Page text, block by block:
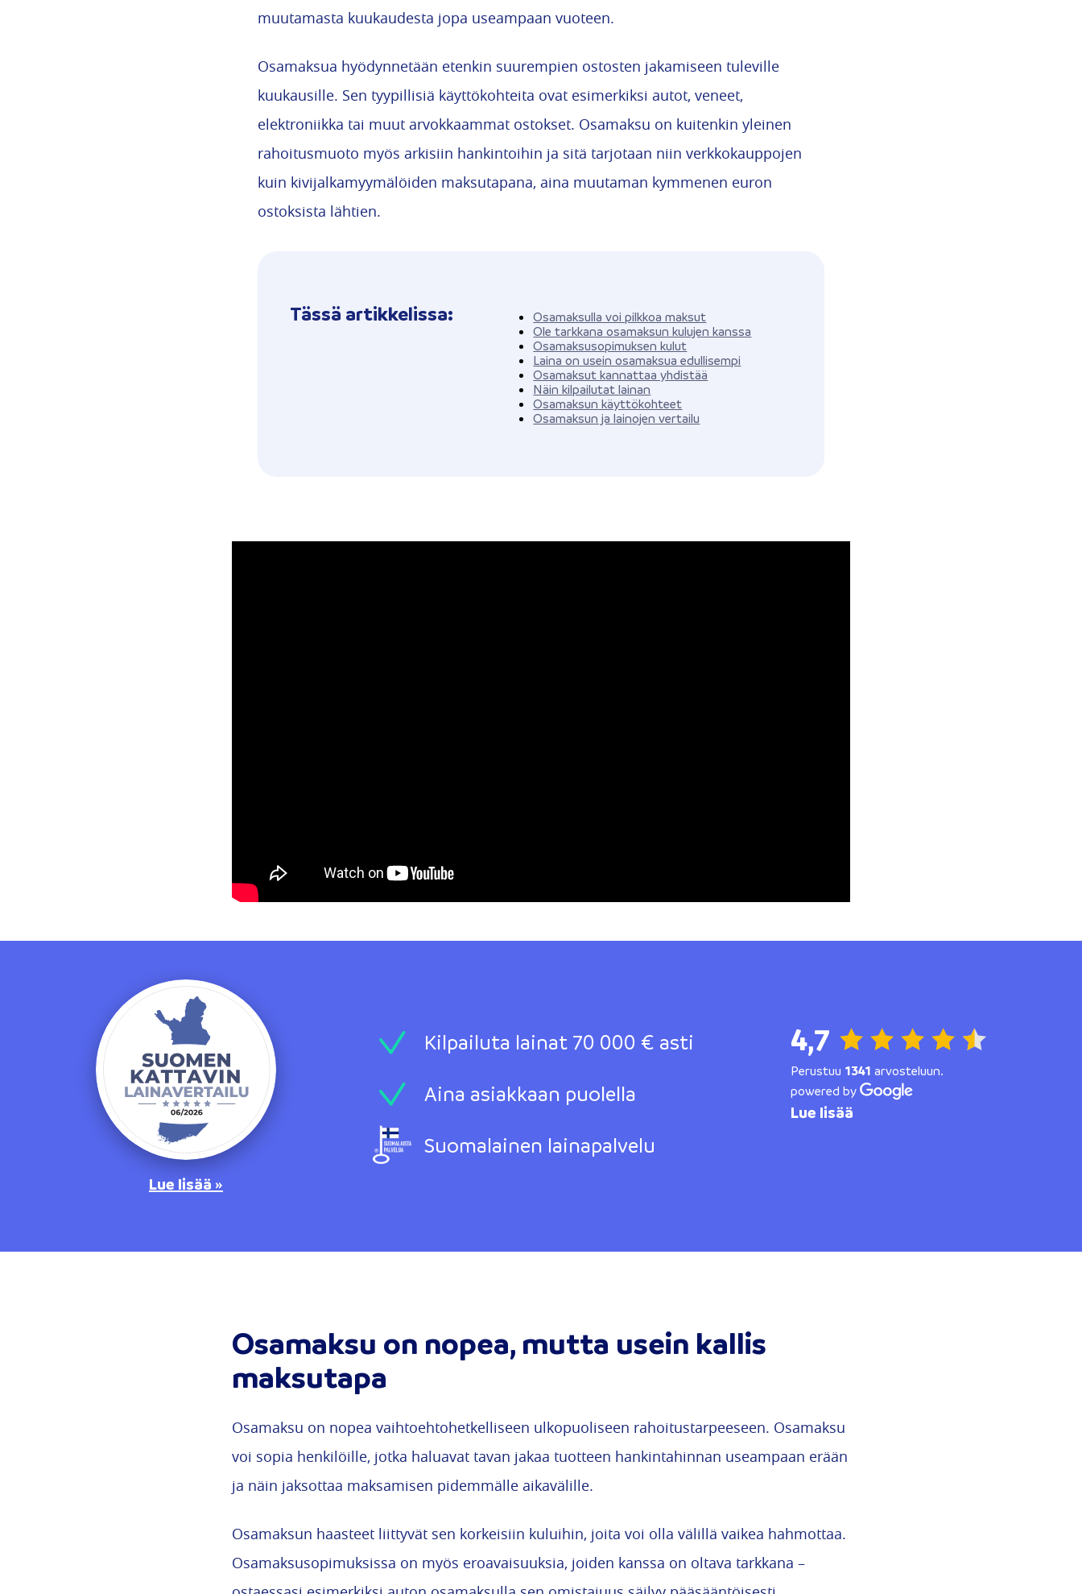
muutamasta kuukaudesta jopa useampaan vuoteen.
Osamaksua hyödynnetään etenkin suurempien ostosten jakamiseen tuleville
kuukausille. Sen tyypillisiä käyttökohteita ovat esimerkiksi autot, veneet,
elektroniikka tai muut arvokkaammat ostokset. Osamaksu on kuitenkin yleinen
rahoitusmuoto myös arkisiin hankintoihin ja sitä tarjotaan niin verkkokauppojen
kuin kivijalkamyymälöiden maksutapana, aina muutaman kymmenen euron
ostoksista lähtien.
Tässä artikkelissa:
Osamaksulla voi pilkkoa maksut
Ole tarkkana osamaksun kulujen kanssa
Osamaksusopimuksen kulut
Laina on usein osamaksua edullisempi
Osamaksut kannattaa yhdistää
Näin kilpailutat lainan
Osamaksun käyttökohteet
Osamaksun ja lainojen vertailu
Lue lisää »
Kilpailuta lainat 70 000 € asti
Aina asiakkaan puolella
Suomalainen lainapalvelu
4,7
Perustuu 1341 arvosteluun.
powered by
Lue lisää
Osamaksu on nopea, mutta usein kallis
maksutapa
Osamaksu on nopea vaihtoehtohetkelliseen ulkopuoliseen rahoitustarpeeseen. Osamaksu
voi sopia henkilöille, jotka haluavat tavan jakaa tuotteen hankintahinnan useampaan erään
ja näin jaksottaa maksamisen pidemmälle aikavälille.
Osamaksun haasteet liittyvät sen korkeisiin kuluihin, joita voi olla välillä vaikea hahmottaa.
Osamaksusopimuksissa on myös eroavaisuuksia, joiden kanssa on oltava tarkkana –